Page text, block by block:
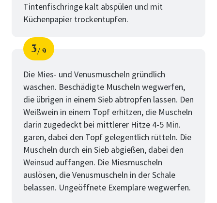
Tintenfischringe kalt abspülen und mit
Küchenpapier trockentupfen.
Schritt
3
von
9
Die Mies- und Venusmuscheln gründlich
waschen. Beschädigte Muscheln wegwerfen,
die übrigen in einem Sieb abtropfen lassen. Den
Weißwein in einem Topf erhitzen, die Muscheln
darin zugedeckt bei mittlerer Hitze 4-5 Min.
garen, dabei den Topf gelegentlich rütteln. Die
Muscheln durch ein Sieb abgießen, dabei den
Weinsud auffangen. Die Miesmuscheln
auslösen, die Venusmuscheln in der Schale
belassen. Ungeöffnete Exemplare wegwerfen.